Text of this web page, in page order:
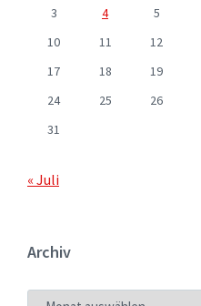
3
4 5
10
11 12
17
18 19
24
25 26
31
« Juli
Archiv
ARCHIV